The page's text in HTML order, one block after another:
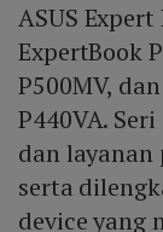
ASUS
ExpertBook
P500MV,
P440VA.
dan layanan
serta
device yang